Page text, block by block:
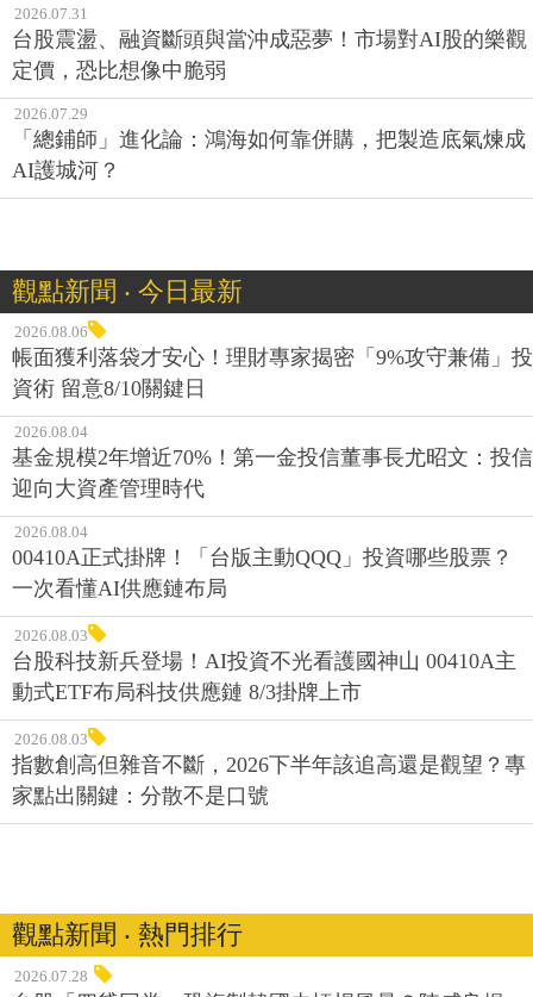
2026.07.31
台股震盪、融資斷頭與當沖成惡夢！市場對AI股的樂觀
定價，恐比想像中脆弱
2026.07.29
「總鋪師」進化論：鴻海如何靠併購，把製造底氣煉成
AI護城河？
觀點新聞 ‧ 今日最新
2026.08.06
帳面獲利落袋才安心！理財專家揭密「9%攻守兼備」投
資術 留意8/10關鍵日
2026.08.04
基金規模2年增近70%！第一金投信董事長尤昭文：投信
迎向大資產管理時代
2026.08.04
00410A正式掛牌！「台版主動QQQ」投資哪些股票？
一次看懂AI供應鏈布局
2026.08.03
台股科技新兵登場！AI投資不光看護國神山 00410A主
動式ETF布局科技供應鏈 8/3掛牌上市
2026.08.03
指數創高但雜音不斷，2026下半年該追高還是觀望？專
家點出關鍵：分散不是口號
觀點新聞 ‧ 熱門排行
2026.07.28